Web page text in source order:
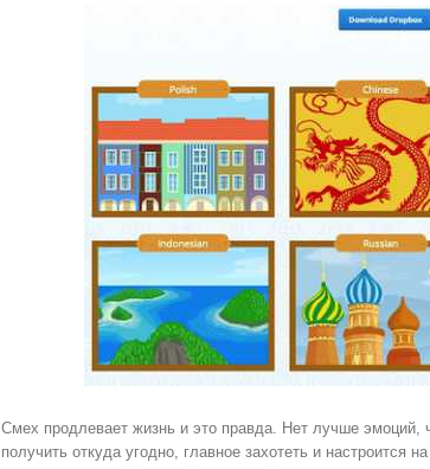
Смех продлевает жизнь и это правда. Нет лучше эмоций,
получить откуда угодно, главное захотеть и настроится